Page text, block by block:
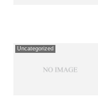
Uncategorized